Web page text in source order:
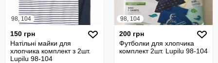
98, 104
150 грн
Натільні майки для
хлопчика комплект з 2шт.
Lupilu 98-104
98, 104
200 грн
Футболки для хлопчика
комплект 2шт. Lupilu 98-104